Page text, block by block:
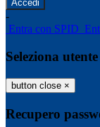
-
Entra con SPID
Seleziona utente
button close ×
Recupero